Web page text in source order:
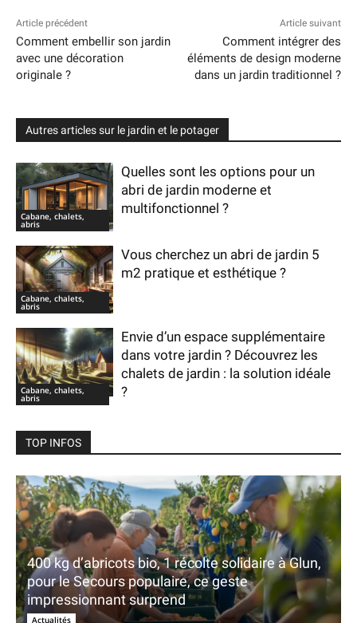
Article précédent
Comment embellir son jardin
avec une décoration
originale ?
Article suivant
Comment intégrer des
éléments de design moderne
dans un jardin traditionnel ?
Autres articles sur le jardin et le potager
Cabane, chalets,
abris
Quelles sont les options pour un
abri de jardin moderne et
multifonctionnel ?
Cabane, chalets,
abris
Vous cherchez un abri de jardin 5
m2 pratique et esthétique ?
Cabane, chalets,
abris
Envie d’un espace supplémentaire
dans votre jardin ? Découvrez les
chalets de jardin : la solution idéale
?
TOP INFOS
400 kg d’abricots bio, 1 récolte solidaire à Glun,
pour le Secours populaire, ce geste
impressionnant surprend
Actualités